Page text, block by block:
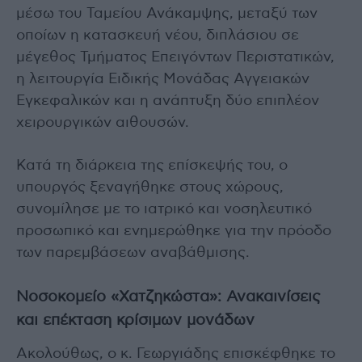
μέσω του Ταμείου Ανάκαμψης, μεταξύ των
οποίων η κατασκευή νέου, διπλάσιου σε
μέγεθος Τμήματος Επειγόντων Περιστατικών,
η λειτουργία Ειδικής Μονάδας Αγγειακών
Εγκεφαλικών και η ανάπτυξη δύο επιπλέον
χειρουργικών αιθουσών.
Κατά τη διάρκεια της επίσκεψής του, ο
υπουργός ξεναγήθηκε στους χώρους,
συνομίλησε με το ιατρικό και νοσηλευτικό
προσωπικό και ενημερώθηκε για την πρόοδο
των παρεμβάσεων αναβάθμισης.
Νοσοκομείο «Χατζηκώστα»: Ανακαινίσεις
και επέκταση κρίσιμων μονάδων
Ακολούθως, ο κ. Γεωργιάδης επισκέφθηκε το